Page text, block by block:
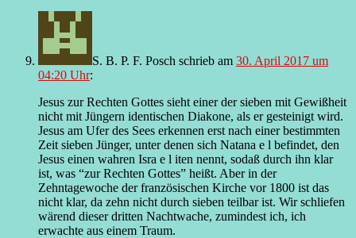
S. B. P. F. Posch schrieb am 30. April 2017 um
04:20 Uhr:
Jesus zur Rechten Gottes sieht einer der sieben mit Gewißheit
nicht mit Jüngern identischen Diakone, als er gesteinigt wird.
Jesus am Ufer des Sees erkennen erst nach einer bestimmten
Zeit sieben Jünger, unter denen sich Natana e l befindet, den
Jesus einen wahren Isra e l iten nennt, sodaß durch ihn klar
ist, was “zur Rechten Gottes” heißt. Aber in der
Zehntagewoche der französischen Kirche vor 1800 ist das
nicht klar, da zehn nicht durch sieben teilbar ist. Wir schliefen
wärend dieser dritten Nachtwache, zumindest ich, ich
erwachte aus einem Traum.